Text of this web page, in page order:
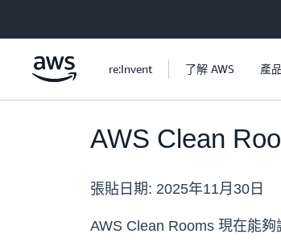
re:Invent 了解 AWS 產品
AWS Clean
張貼日期: 2025年11月30日
AWS Clean Rooms 現在能